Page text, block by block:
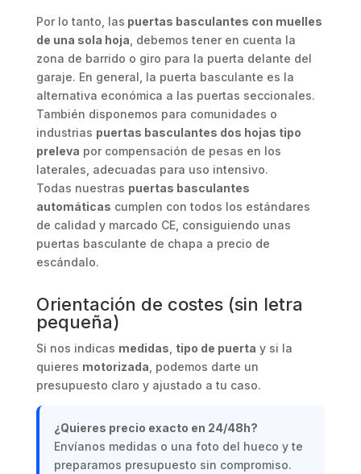
Por lo tanto, las puertas basculantes con muelles
de una sola hoja , debemos tener en cuenta la
zona de barrido o giro para la puerta delante del
garaje. En general, la puerta basculante es la
alternativa económica a las puertas seccionales.
También disponemos para comunidades o
industrias puertas basculantes dos hojas tipo
preleva por compensación de pesas en los
laterales, adecuadas para uso intensivo.
Todas nuestras puertas basculantes
automáticas cumplen con todos los estándares
de calidad y marcado CE, consiguiendo unas
puertas basculante de chapa a precio de
escándalo.
Orientación de costes (sin letra
pequeña)
Si nos indicas medidas tipo de puerta y si la
quieres motorizada , podemos darte un
presupuesto claro y ajustado a tu caso.
¿Quieres precio exacto en 24/48h?
Envíanos medidas o una foto del hueco y te
preparamos presupuesto sin compromiso.